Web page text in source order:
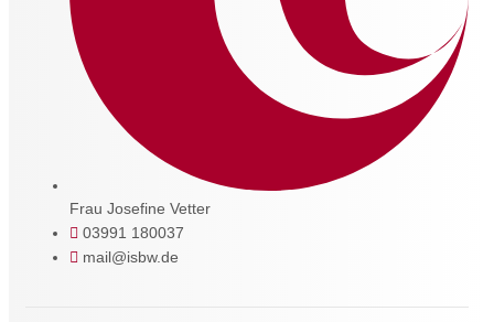
Frau Josefine Vetter
03991 180037
mail@isbw.de